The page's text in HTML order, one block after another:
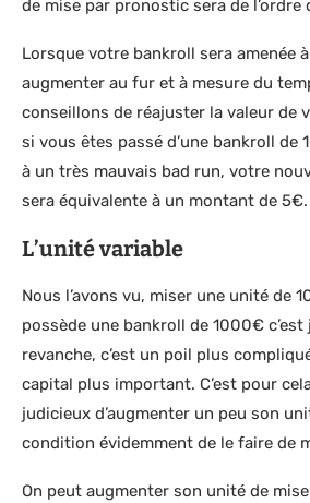
de mise par pronostic sera de l’ordre
Lorsque votre bankroll sera amenée
augmenter au fur et à mesure du
conseillons de réajuster la valeur de
si vous êtes passé d’une bankroll
à un très mauvais bad run, votre
sera équivalente à un montant de 5€.
L’unité variable
Nous l’avons vu, miser une unité de
possède une bankroll de 1000€
revanche, c’est un poil plus
capital plus important. C’est pour
judicieux d’augmenter un peu son
condition évidemment de le faire de
On peut augmenter son unité de mise